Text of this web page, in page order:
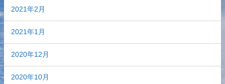
2021年2月
2021年1月
2020年12月
2020年10月